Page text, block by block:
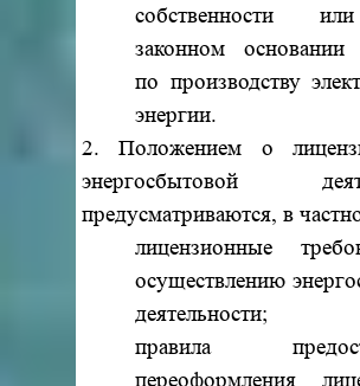
собственности
законном основании
по производству
энергии.
2. Положением о
энергосбытовой
предусматриваются, в
лицензионные
осуществлению
деятельности;
правила
переоформления